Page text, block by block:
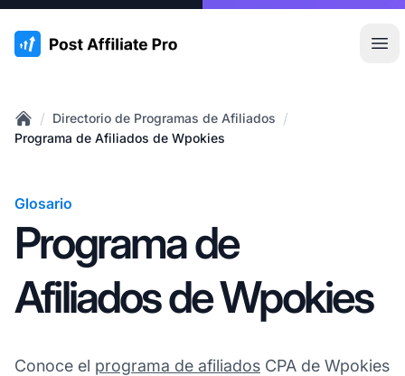
:site.title
Home
/ Directorio de Programas de Afiliados /
Programa de Afiliados de Wpokies
Glosario
Programa de
Afiliados de Wpokies
Conoce el programa de afiliados CPA de Wpokies